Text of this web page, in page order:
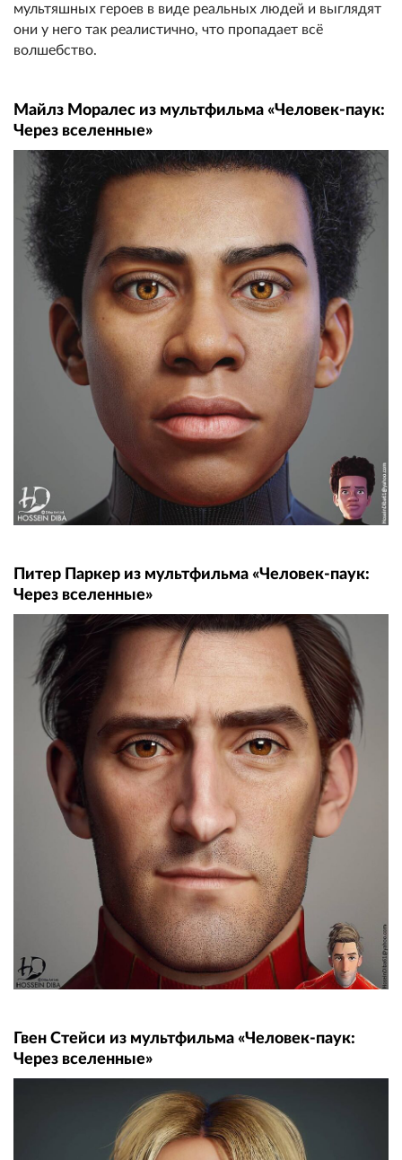
мультяшных героев в виде реальных людей и выглядят
они у него так реалистично, что пропадает всё
волшебство.
Майлз Моралес из мультфильма «Человек-паук:
Через вселенные»
Питер Паркер из мультфильма «Человек-паук:
Через вселенные»
Гвен Стейси из мультфильма «Человек-паук:
Через вселенные»